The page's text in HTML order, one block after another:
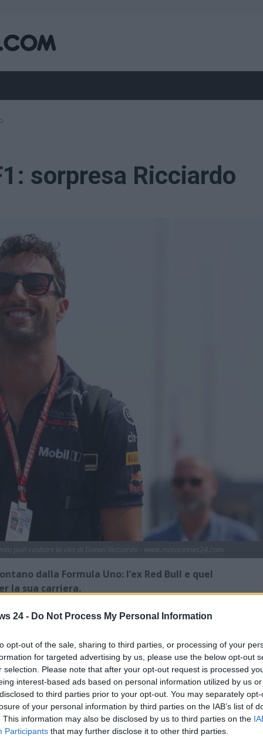
24 - Do Not Process My Personal Information
opt-out of the sale, sharing to third parties, or processing of your
for targeted advertising by us, please use the below opt-out
selection. Please note that after your opt-out request is processed
interest-based ads based on personal information utilized by us
to third parties prior to your opt-out. You may separately
of your personal information by third parties on the IAB’s list of
This information may also be disclosed by us to third parties on the
Participants that may further disclose it to other third parties.
sorpresa Ricciardo
dalla Formula Uno: l’ex Red Bull e quel
la sua carriera.
la prossima stagione ormai alle porte. Tanti i motivi
vista di un 2025 che rischia di essere divertente ed
ai pronostici della vigilia sia legata a uno scenario
a colpi di scena per un’annata che potrebbe
: l’ex Red Bull non rientra tra i piloti che apriranno la
Per quella finestra, è previsto l’esordio in Formula
team già presenti sulla griglia di partenza. Malgrado la
a cui affidare uno dei due sedili, la sensazione è
che partono con un vantaggio sostanziale.